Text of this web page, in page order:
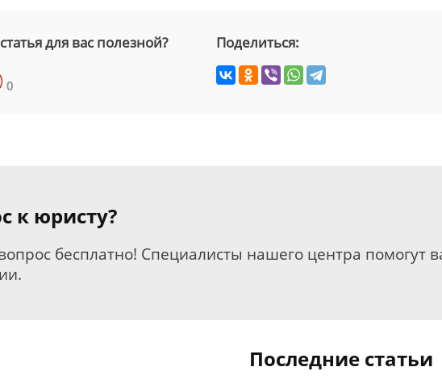
для вас полезной?
0
Поделиться:
к юристу?
бесплатно! Специалисты нашего центра помогут
Последние статьи